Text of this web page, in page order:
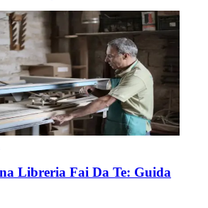
Libreria Fai Da Te: Guida